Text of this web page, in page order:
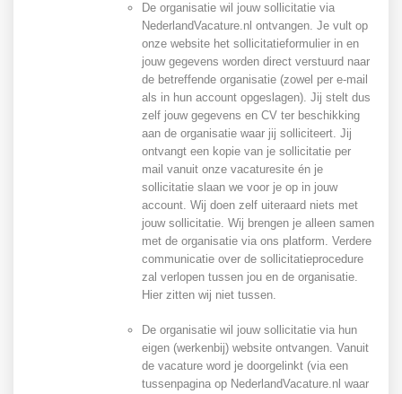
De organisatie wil jouw sollicitatie via
NederlandVacature.nl ontvangen. Je vult op
onze website het sollicitatieformulier in en
jouw gegevens worden direct verstuurd naar
de betreffende organisatie (zowel per e-mail
als in hun account opgeslagen). Jij stelt dus
zelf jouw gegevens en CV ter beschikking
aan de organisatie waar jij solliciteert. Jij
ontvangt een kopie van je sollicitatie per
mail vanuit onze vacaturesite én je
sollicitatie slaan we voor je op in jouw
account. Wij doen zelf uiteraard niets met
jouw sollicitatie. Wij brengen je alleen samen
met de organisatie via ons platform. Verdere
communicatie over de sollicitatieprocedure
zal verlopen tussen jou en de organisatie.
Hier zitten wij niet tussen.
De organisatie wil jouw sollicitatie via hun
eigen (werkenbij) website ontvangen. Vanuit
de vacature word je doorgelinkt (via een
tussenpagina op NederlandVacature.nl waar